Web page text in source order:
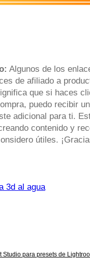
Algunos de los
de afiliado a
que si haces
puedo recibir
adicional para ti.
contenido y
útiles.
3d al agua